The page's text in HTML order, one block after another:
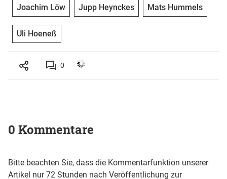
Joachim Löw Jupp Heynckes Mats Hummels
Uli Hoeneß
0
0 Kommentare
Bitte beachten Sie, dass die Kommentarfunktion unserer
Artikel nur 72 Stunden nach Veröffentlichung zur